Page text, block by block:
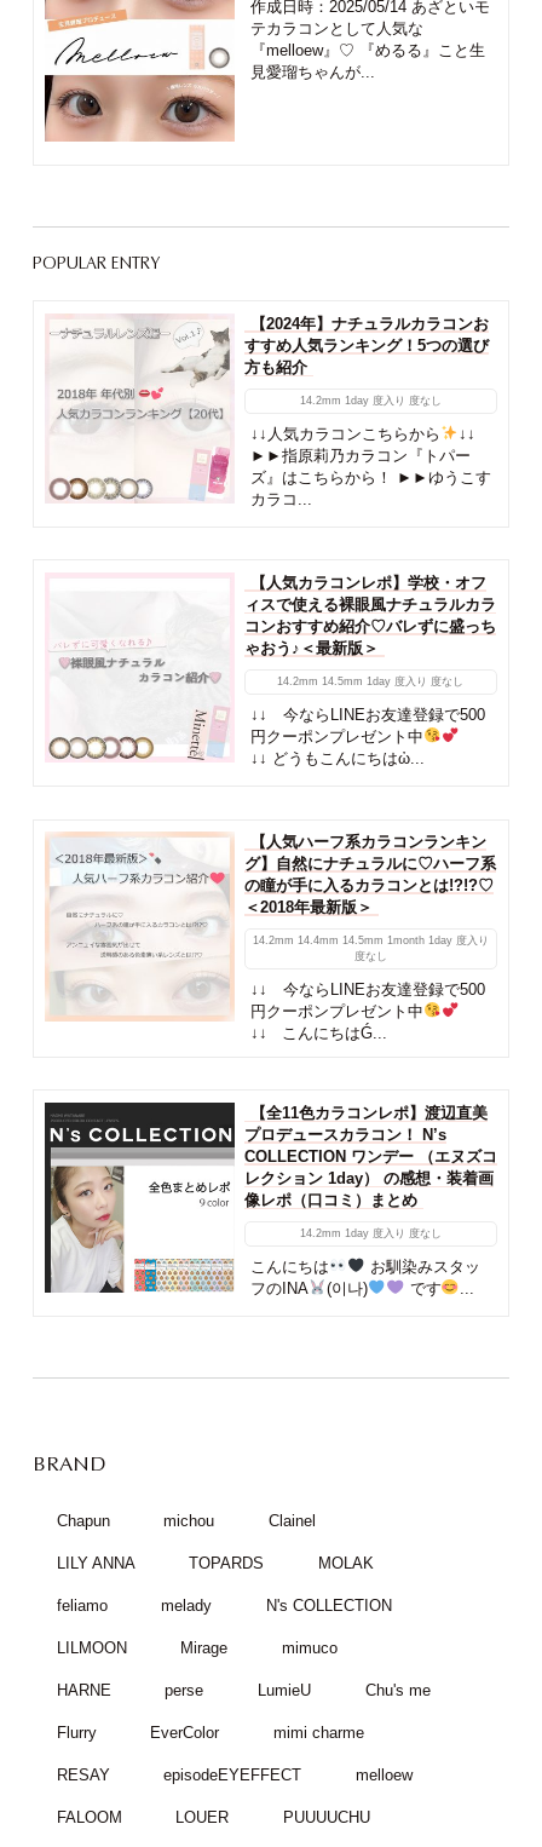
作成日時：2025/05/14 あざといモ
テカラコンとして人気な
『melloew』♡ 『めるる』こと生
見愛瑠ちゃんが...
POPULAR ENTRY
【2024年】ナチュラルカラコンお
すすめ人気ランキング！5つの選び
方も紹介
14.2mm 1day 度入り 度なし
↓↓人気カラコンこちらから
↓↓
►►指原莉乃カラコン『トパー
ズ』はこちらから！ ►►ゆうこす
カラコ...
【人気カラコンレポ】学校・オフ
ィスで使える裸眼風ナチュラルカラ
コンおすすめ紹介♡バレずに盛っち
ゃおう♪＜最新版＞
14.2mm 14.5mm 1day 度入り 度なし
↓↓ 今ならLINEお友達登録で500
円クーポンプレゼント中
↓↓ どうもこんにちはὠ...
【人気ハーフ系カラコンランキン
グ】自然にナチュラルに♡ハーフ系
の瞳が手に入るカラコンとは!?!?♡
＜2018年最新版＞
14.2mm 14.4mm 14.5mm 1month 1day 度入り
度なし
↓↓ 今ならLINEお友達登録で500
円クーポンプレゼント中
↓↓ こんにちはǴ...
【全11色カラコンレポ】渡辺直美
プロデュースカラコン！ N’s
COLLECTION ワンデー （エヌズコ
レクション 1day） の感想・装着画
像レポ（口コミ）まとめ
14.2mm 1day 度入り 度なし
こんにちは
お馴染みスタッ
フのINA
(이나) です
BRAND
Chapun michou Clainel
LILY ANNA TOPARDS MOLAK
feliamo melady N's COLLECTION
LILMOON Mirage mimuco
HARNE perse LumieU Chu's me
Flurry EverColor mimi charme
RESAY episodeEYEFFECT melloew
FALOOM LOUER PUUUUCHU